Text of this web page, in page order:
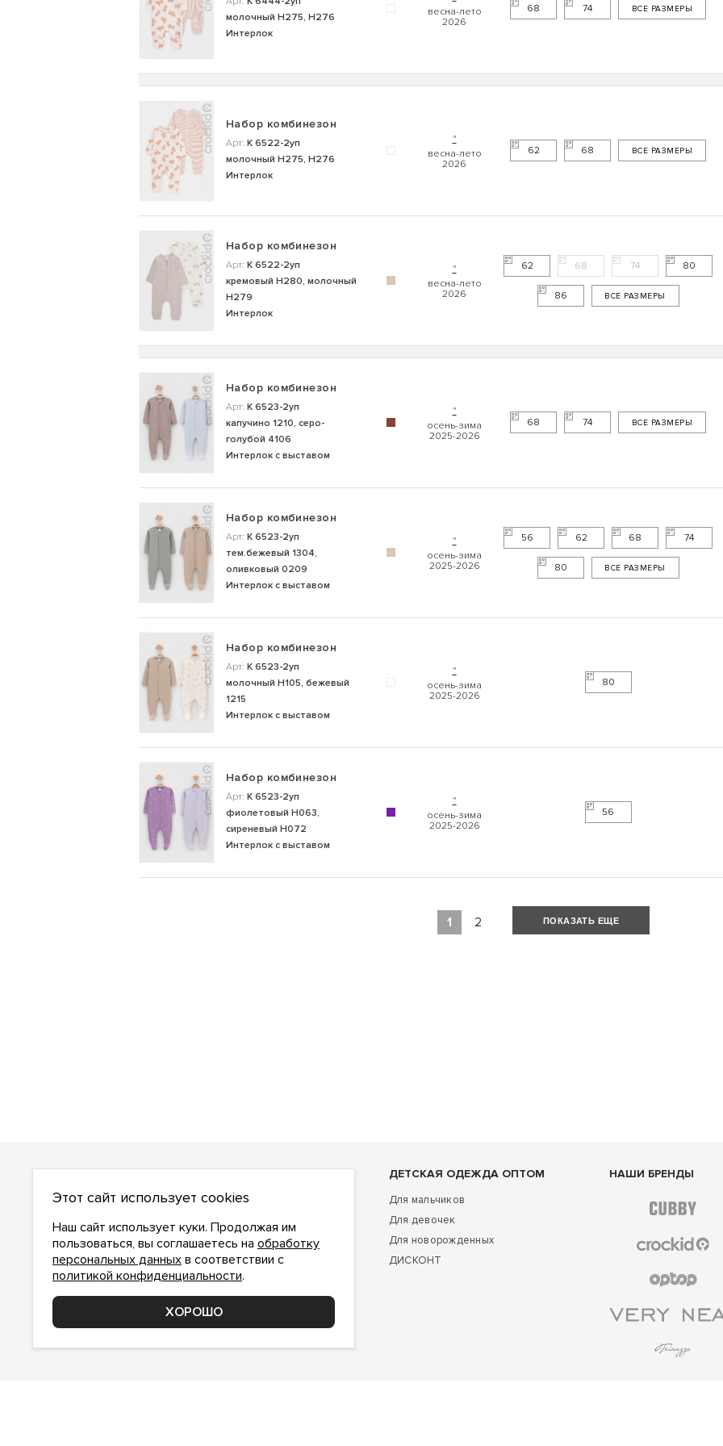
молочный Н275, Н276
Интерлок
68
74 ВСЕ РАЗМЕРЫ
Набор комбинезон
Арт: К 6522-2уп
молочный Н275, Н276
Интерлок
"
62
68 ВСЕ РАЗМЕРЫ
Набор комбинезон
Арт: К 6522-2уп
кремовый Н280, молочный
Н279
Интерлок
" 62 68 74 80
86 ВСЕ РАЗМЕРЫ
Набор комбинезон
Арт: К 6523-2уп
капучино 1210, серо-
голубой 4106
Интерлок с выставом
"
68
74 ВСЕ РАЗМЕРЫ
Набор комбинезон
Арт: К 6523-2уп
тем.бежевый 1304,
оливковый 0209
Интерлок с выставом
" 56 62 68 74
80 ВСЕ РАЗМЕРЫ
Набор комбинезон
Арт: К 6523-2уп
молочный Н105, бежевый
1215
Интерлок с выставом
"
80
Набор комбинезон
Арт: К 6523-2уп
фиолетовый Н063,
сиреневый Н072
Интерлок с выставом
"
56
1 2 ПОКАЗАТЬ ЕЩЕ
О НАС
О компании
Как сделать заказ
Условия работы
Доставка и оплата
Возврат
ДЕТСКАЯ ОДЕЖДА ОПТОМ
Для мальчиков
Для девочек
Для новорожденных
ДИСКОНТ
НАШИ БРЕНДЫ
Этот сайт использует cookies
Наш сайт использует куки. Продолжая им
пользоваться, вы соглашаетесь на обработку
персональных данных в соответствии с
политикой конфиденциальности.
ХОРОШО